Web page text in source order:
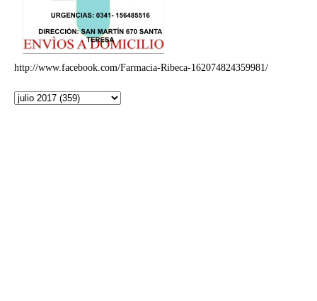
http://www.facebook.com/Farmacia-Ribeca-162074824359981/